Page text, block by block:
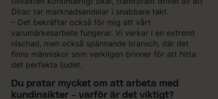
Dirac tar marknadsandelar i snabbare takt.
– Det bekräftar också för mig att vårt
varumärkesarbete fungerar. Vi verkar i en extremt
nischad, men också spännande bransch, där det
finns människor som verkligen brinner för att hitta
det perfekta ljudet.
Du pratar mycket om att arbeta med
kundinsikter – varför är det viktigt?